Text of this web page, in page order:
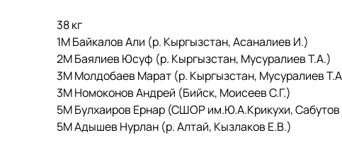
38 кг
1М Байкалов Али (р. Кыргызстан, Асаналиев И.)
2М Баялиев Юсуф (р. Кыргызстан, Мусуралиев Т.А.)
3М Молдобаев Марат (р. Кыргызстан, Мусуралиев
3М Номоконов Андрей (Бийск, Моисеев С.Г.)
5М Булхаиров Ернар (СШОР им.Ю.А.Крикухи,
5М Адышев Нурлан (р. Алтай, Кызлаков Е.В.)